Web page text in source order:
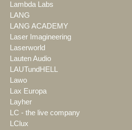
Lambda Labs
LANG
LANG ACADEMY
Laser Imagineering
Laserworld
Lauten Audio
LAUTundHELL
Lawo
Lax Europa
Layher
LC - the live company
LClux